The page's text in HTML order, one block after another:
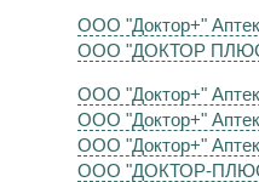
ООО "Доктор+"
ООО "ДОКТОР
ООО "Доктор+"
ООО "Доктор+"
ООО "Доктор+"
ООО "ДОКТОР-